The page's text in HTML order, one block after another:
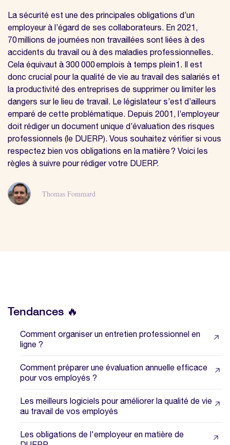
La sécurité est une des principales obligations d’un
employeur à l’égard de ses collaborateurs. En 2021,
70 millions de journées non travaillées sont liées à des
accidents du travail ou à des maladies professionnelles.
Cela équivaut à 300 000 emplois à temps plein1. Il est
donc crucial pour la qualité de vie au travail des salariés et
la productivité des entreprises de supprimer ou limiter les
dangers sur le lieu de travail. Le législateur s’est d’ailleurs
emparé de cette problématique. Depuis 2001, l’employeur
doit rédiger un document unique d’évaluation des risques
professionnels (le DUERP). Vous souhaitez vérifier si vous
respectez bien vos obligations en la matière ? Voici les
règles à suivre pour rédiger votre DUERP.
Thomas Fommard
Tendances 🔥
Comment organiser un entretien professionnel en
ligne ?
Comment préparer une évaluation annuelle efficace
pour vos employés ?
Les meilleurs logiciels pour améliorer la qualité de vie
au travail de vos employés
Les obligations de l'employeur en matière de